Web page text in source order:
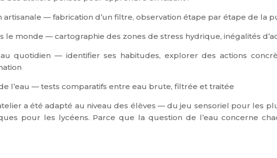
artisanale — fabrication d’un filtre, observation étape par étape de la
le monde — cartographie des zones de stress hydrique, inégalités
au quotidien — identifier ses habitudes, explorer des actions
l’eau — tests comparatifs entre eau brute, filtrée et traitée
a été adapté au niveau des élèves — du jeu sensoriel pour les
pour les lycéens. Parce que la question de l’eau concerne